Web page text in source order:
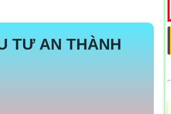
TƯ AN THÀNH